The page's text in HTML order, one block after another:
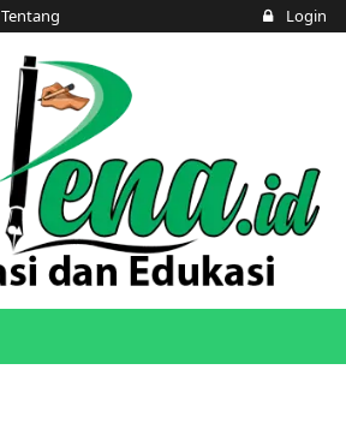
Tentang Login